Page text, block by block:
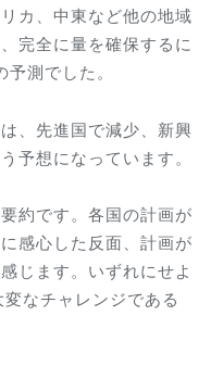
カ、中東など他の地域
完全に量を確保するに
測でした。
、先進国で減少、新興
予想になっています。
約です。各国の計画が
感心した反面、計画が
じます。いずれにせよ
なチャレンジである